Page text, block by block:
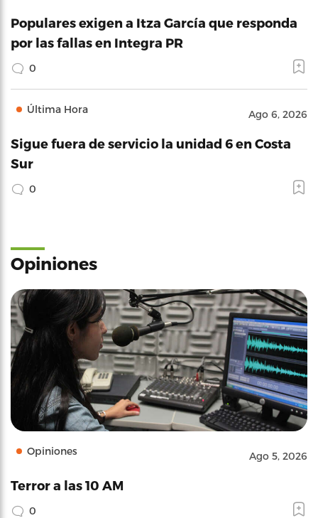
Populares exigen a Itza García que responda
por las fallas en Integra PR
0
Última Hora Ago 6, 2026
Sigue fuera de servicio la unidad 6 en Costa
Sur
0
Opiniones
Opiniones Ago 5, 2026
Terror a las 10 AM
0